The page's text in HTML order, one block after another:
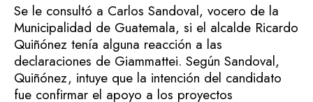
Se le consultó a Carlos Sandoval, vocero de la
Municipalidad de Guatemala, si el alcalde Ricardo
Quiñónez tenía alguna reacción a las
declaraciones de Giammattei. Según Sandoval,
Quiñónez, intuye que la intención del candidato
fue confirmar el apoyo a los proyectos